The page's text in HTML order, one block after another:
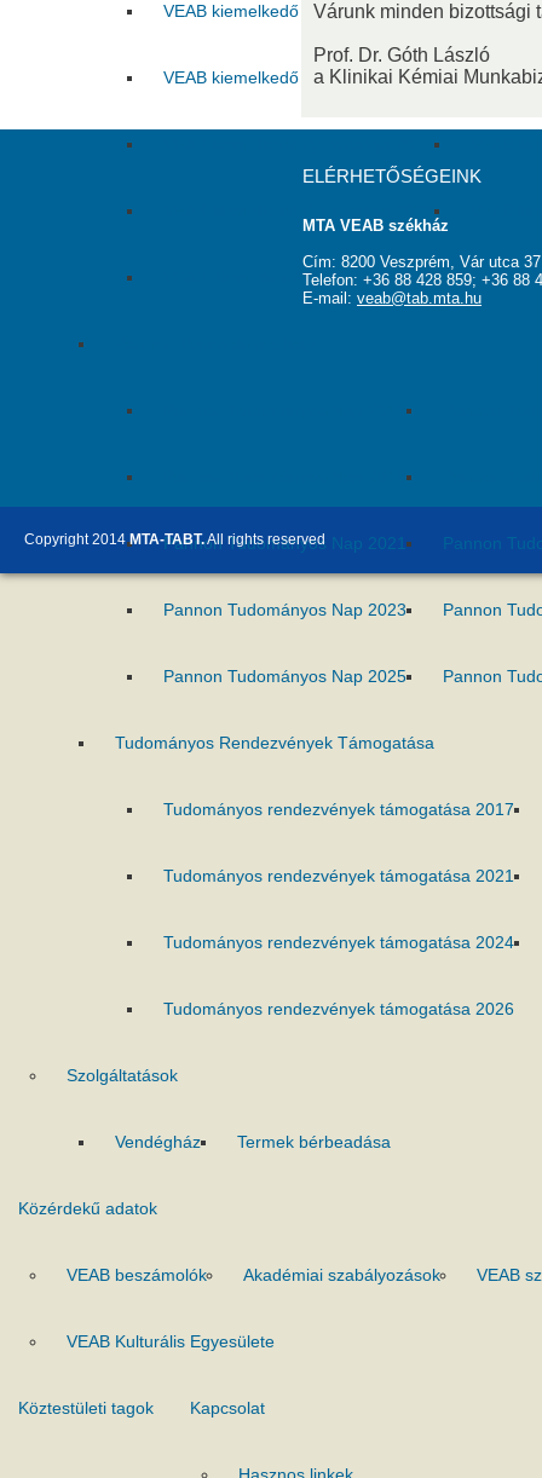
VEAB kiemelkedő ifjú kutatója 2017 VEAB
VEAB kiemelkedő ifjú kutatója 2019 VEAB
VEAB Kiemelkedő Ifjú Kutatója 2025
Pannon Tudományos Nap 2021 Pannon
Pannon Tudományos Nap 2023 Pannon
Pannon Tudományos Nap 2025 Pannon
Tudományos Rendezvények Támogatása
Tudományos rendezvények támogatása 2017
Tudományos rendezvények támogatása 2021
Tudományos rendezvények támogatása 2024
Tudományos rendezvények támogatása 2026
Szolgáltatások
Vendégház Termek bérbeadása
Közérdekű adatok
VEAB beszámolók Akadémiai szabályozások VEAB
VEAB Kulturális Egyesülete
Köztestületi tagok Kapcsolat
Várunk minden bizottsági
Prof. Dr. Góth László
a Klinikai Kémiai
ELÉRHETŐSÉGEINK
MTA VEAB székház
Cím: 8200 Veszprém, Vár utca
Telefon: +36 88 428 859; +36 88
E-mail: veab@tab.mta.hu
Copyright 2014MTA-TABT.All rights reserved